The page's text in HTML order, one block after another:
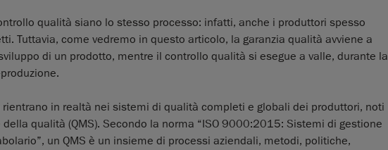
qualità siano lo stesso processo: infatti, anche i produttori spesso
Tuttavia, come vedremo in questo articolo, la garanzia qualità avviene a
di un prodotto, mentre il controllo qualità si esegue a valle, durante la
in realtà nei sistemi di qualità completi e globali dei produttori, noti
qualità (QMS). Secondo la norma “ISO 9000:2015: Sistemi di gestione
un QMS è un insieme di processi aziendali, metodi, politiche,